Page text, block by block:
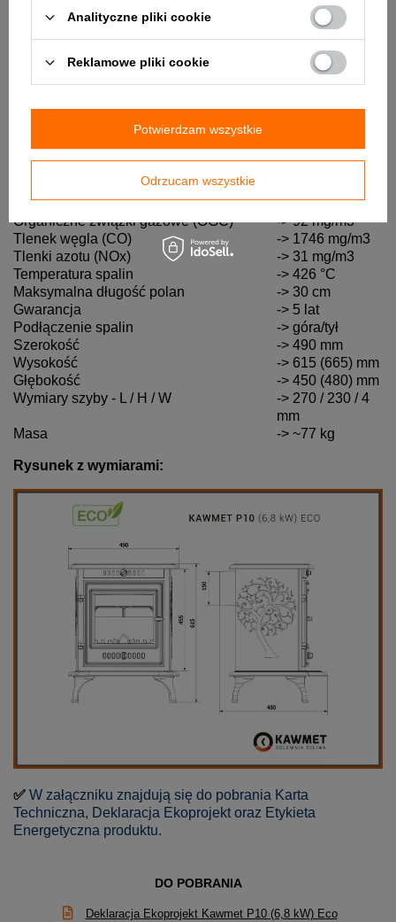
Dane techniczne:
Materiał
-> żeliwo
Klasa efektywności energetycznej
%
Zdolność grzewcza
Sprawność
-> 66,6%
Emisja CO przy 13% O2
Cząstki stałe (PM)
-> 26mg/m3
Organiczne związki gazowe (OGC)
-> 92mg/m3
Tlenek węgla (CO)
-> 1746 mg/m3
Tlenki azotu (NOx)
-> 31 mg/m3
Temperatura spalin
-> 426 °C
Maksymalna długość polan
-> 30 cm
Gwarancja
-> 5 lat
Podłączenie spalin
-> góra/tył
Szerokość
-> 490 mm
Wysokość
-> 615 (665) mm
Głębokość
-> 450 (480) mm
Wymiary szyby - L / H / W
-> 270 / 230 / 4
mm
Masa
-> ~77 kg
Rysunek z wymiarami:
✅ W załączniku znajdują się do pobrania Karta
Techniczna, Deklaracja Ekoprojekt oraz Etykieta
Energetyczna produktu.
DO POBRANIA
Deklaracja Ekoprojekt Kawmet P10 (6,8 kW) Eco
Analityczne pliki cookie
Reklamowe pliki cookie
Odrzucam wszystkie
Potwierdzam wszystkie